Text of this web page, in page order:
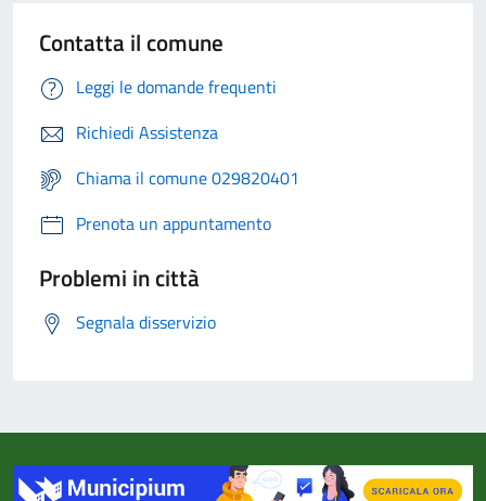
Contatta il comune
Leggi le domande frequenti
Richiedi Assistenza
Chiama il comune 029820401
Prenota un appuntamento
Problemi in città
Segnala disservizio